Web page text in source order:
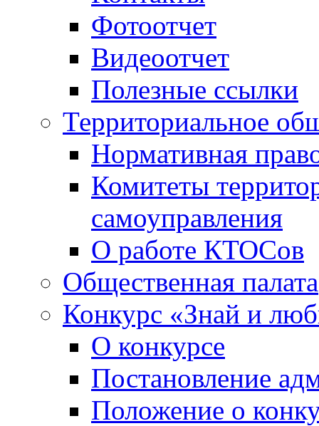
Фотоотчет
Видеоотчет
Полезные ссылки
Территориальное
Нормативная
Комитеты
самоуправления
О работе КТОСов
Общественная палата
Конкурс «Знай и
О конкурсе
Постановление
Положение о